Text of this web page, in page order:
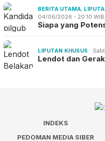
BERITA UTAMA,
04/06/2026 - 20:10 WIB
Siapa yang
LIPUTAN KHUSUS
Lendot dan
INDEKS
PEDOMAN MEDIA SIBER